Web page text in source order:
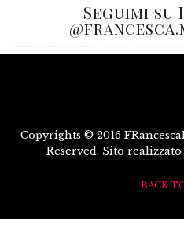
Seguimi su
Copyrights © 2016
Reserved. Sito
BACK